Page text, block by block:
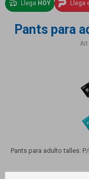
Llega HOY Llega
Pants para
Pants para adulto talles: